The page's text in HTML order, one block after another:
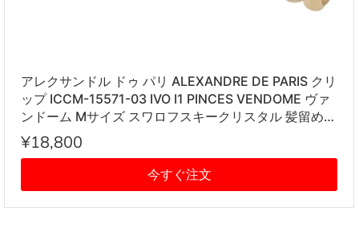
アレクサンドル ドゥ パリ ALEXANDRE DE PARIS クリ
ップ ICCM-15571-03 IVO I1 PINCES VENDOME ヴァ
ンドーム Mサイズ スワロフスキークリスタル 髪留め
レディース アイボリー系
¥18,800
今すぐ注文